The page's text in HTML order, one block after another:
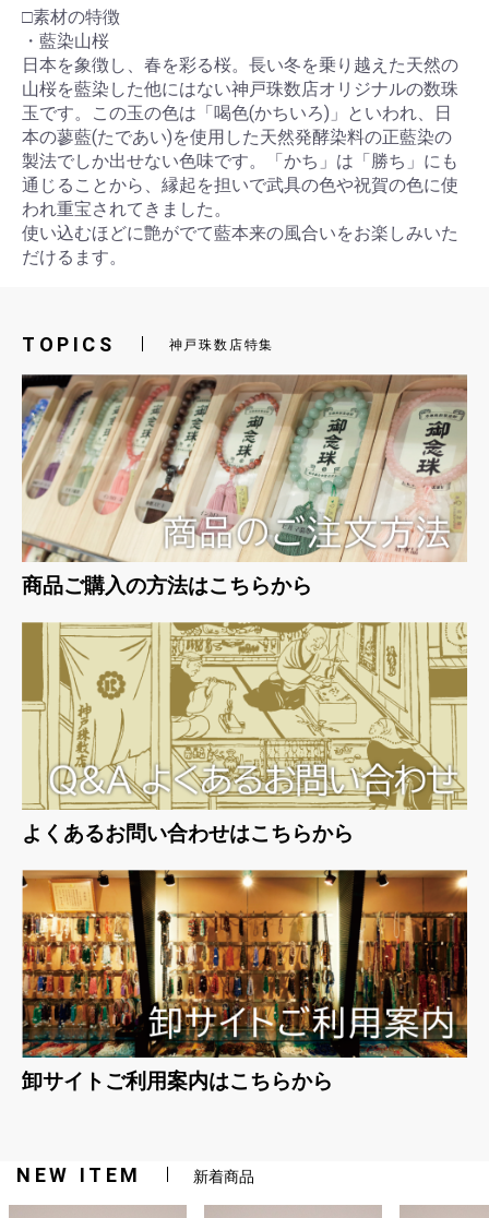
お買い物を続ける
□素材の特徴
・藍染山桜
日本を象徴し、春を彩る桜。長い冬を乗り越えた天然の
山桜を藍染した他にはない神戸珠数店オリジナルの数珠
玉です。この玉の色は「喝色(かちいろ)」といわれ、日
本の蓼藍(たであい)を使用した天然発酵染料の正藍染の
製法でしか出せない色味です。「かち」は「勝ち」にも
通じることから、縁起を担いで武具の色や祝賀の色に使
われ重宝されてきました。
使い込むほどに艶がでて藍本来の風合いをお楽しみいた
だけるます。
TOPICS 神戸珠数店特集
商品ご購入の方法はこちらから
よくあるお問い合わせはこちらから
卸サイトご利用案内はこちらから
NEW ITEM 新着商品